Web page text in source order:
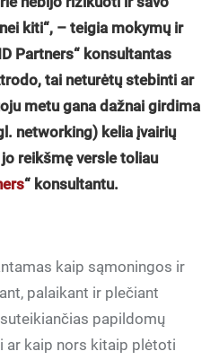
kiti“, – teigia mokymų ir
Partners“ konsultantas
tai neturėtų stebinti ar
metu gana dažnai girdima
networking) kelia įvairių
reikšmę versle toliau
“ konsultantu.
kaip sąmoningos ir
palaikant ir plečiant
papildomų
ar kaip nors kitaip plėtoti